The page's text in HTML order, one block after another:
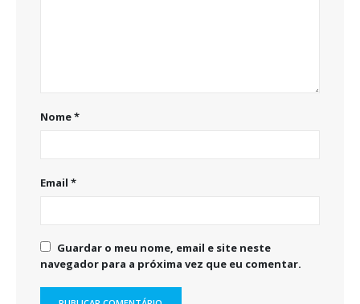
Nome*
Email *
Guardar o meu nome, email e site neste
navegador para a próxima vez que eu comentar.